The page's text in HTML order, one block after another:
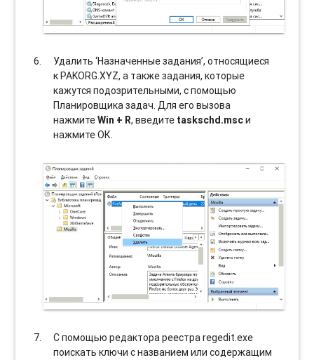
Удалить ‘Назначенные задания’, относящиеся
к PAKORG.XYZ, а также задания, которые
кажутся подозрительными, с помощью
Планировщика задач. Для его вызова
нажмитеWin + R, введите taskschd.mscи
нажмите ОК.
С помощью редактора реестра regedit.exe
поискать ключи с названием или содержащим